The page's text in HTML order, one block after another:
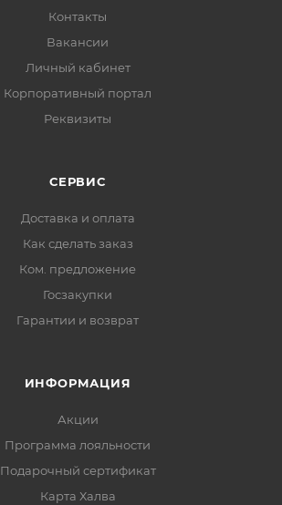
Контакты
Вакансии
Личный кабинет
Корпоративный портал
Реквизиты
СЕРВИС
Доставка и оплата
Как сделать заказ
Ком. предложение
Госзакупки
Гарантии и возврат
ИНФОРМАЦИЯ
Акции
Программа лояльности
Подарочный сертификат
Карта Халва